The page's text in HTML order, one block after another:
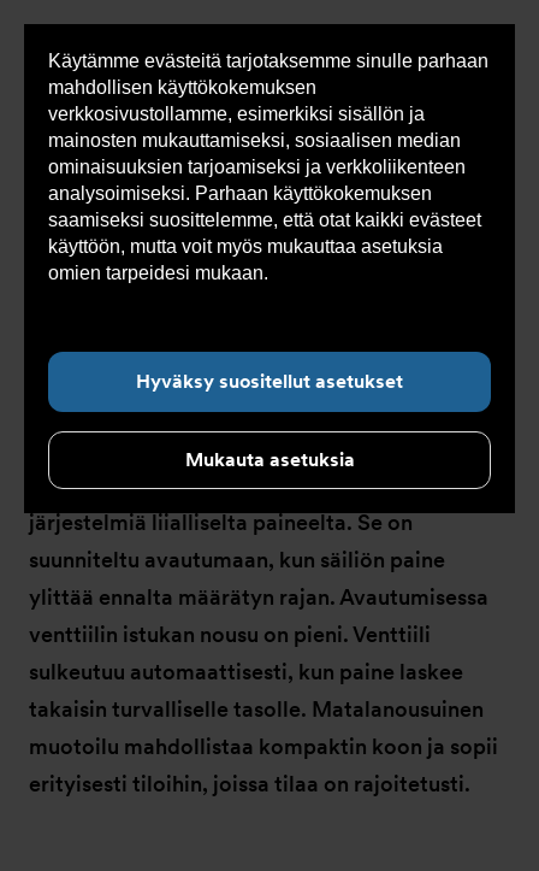
Käytämme evästeitä tarjotaksemme sinulle parhaan
mahdollisen käyttökokemuksen
verkkosivustollamme, esimerkiksi sisällön ja
mainosten mukauttamiseksi, sosiaalisen median
ominaisuuksien tarjoamiseksi ja verkkoliikenteen
analysoimiseksi. Parhaan käyttökokemuksen
saamiseksi suosittelemme, että otat kaikki evästeet
käyttöön, mutta voit myös mukauttaa asetuksia
omien tarpeidesi mukaan.
Hyväksy suositellut asetukset
Mukauta asetuksia
Olet
tässä:
Armatec > Tuotteet > Paineenhallinta
>
Varoventtiilit
> Matalanousuinen varoventtiili
Matalanousuinen
varoventtiili
Matalanousuinen varoventtiili suojaa
järjestelmiä liialliselta paineelta. Se on
suunniteltu avautumaan, kun säiliön paine
ylittää ennalta määrätyn rajan. Avautumisessa
venttiilin istukan nousu on pieni. Venttiili
sulkeutuu automaattisesti, kun paine laskee
takaisin turvalliselle tasolle. Matalanousuinen
muotoilu mahdollistaa kompaktin koon ja sopii
erityisesti tiloihin, joissa tilaa on rajoitetusti.